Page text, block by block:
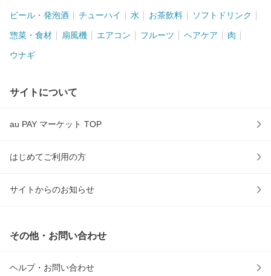
ビール・発泡酒 チューハイ 水 お茶飲料 ソフトドリンク
惣菜・食材 扇風機 エアコン フルーツ ヘアケア 肉
ウナギ
サイトについて
au PAY マーケット TOP
はじめてご利用の方
サイトからのお知らせ
その他・お問い合わせ
ヘルプ・お問い合わせ